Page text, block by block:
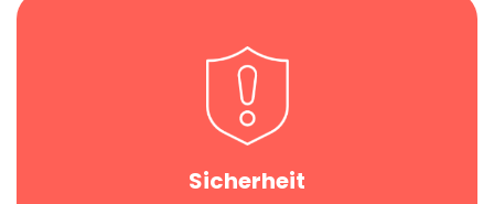
Sicherheit